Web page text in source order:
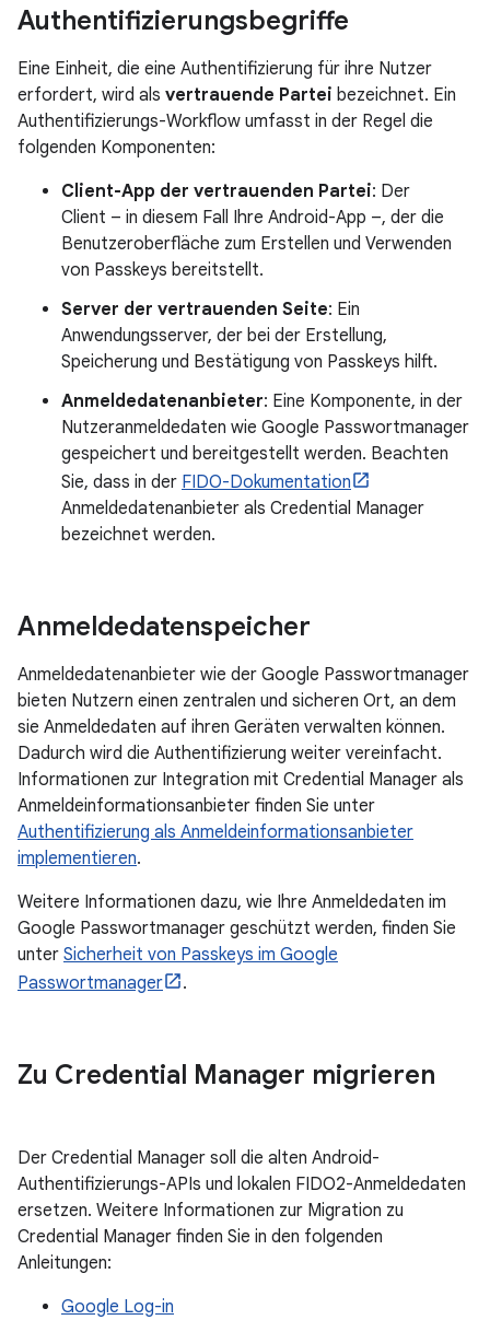
Authentifizierungsbegriffe
Eine Einheit, die eine Authentifizierung für ihre Nutzer
erfordert, wird als vertrauende Partei bezeichnet. Ein
Authentifizierungs-Workflow umfasst in der Regel die
folgenden Komponenten:
Client-App der vertrauenden Partei: Der
Client – in diesem Fall Ihre Android-App –, der die
Benutzeroberfläche zum Erstellen und Verwenden
von Passkeys bereitstellt.
Server der vertrauenden Seite: Ein
Anwendungsserver, der bei der Erstellung,
Speicherung und Bestätigung von Passkeys hilft.
Anmeldedatenanbieter: Eine Komponente, in der
Nutzeranmeldedaten wie Google Passwortmanager
gespeichert und bereitgestellt werden. Beachten
Sie, dass in der FIDO-Dokumentation
Anmeldedatenanbieter als Credential Manager
bezeichnet werden.
Anmeldedatenspeicher
Anmeldedatenanbieter wie der Google Passwortmanager
bieten Nutzern einen zentralen und sicheren Ort, an dem
sie Anmeldedaten auf ihren Geräten verwalten können.
Dadurch wird die Authentifizierung weiter vereinfacht.
Informationen zur Integration mit Credential Manager als
Anmeldeinformationsanbieter finden Sie unter
Authentifizierung als Anmeldeinformationsanbieter
implementieren.
Weitere Informationen dazu, wie Ihre Anmeldedaten im
Google Passwortmanager geschützt werden, finden Sie
unter Sicherheit von Passkeys im Google
Passwortmanager
.
Zu Credential Manager migrieren
Der Credential Manager soll die alten Android-
Authentifizierungs-APIs und lokalen FIDO2-Anmeldedaten
ersetzen. Weitere Informationen zur Migration zu
Credential Manager finden Sie in den folgenden
Anleitungen:
Google Log-in